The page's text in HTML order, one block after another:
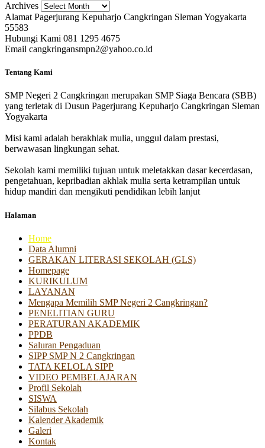
Archives
Alamat Pagerjurang Kepuharjo Cangkringan Sleman Yogyakarta
55583
Hubungi Kami 081 1295 4675
Email cangkringansmpn2@yahoo.co.id
Tentang Kami
SMP Negeri 2 Cangkringan merupakan SMP Siaga Bencara (SBB)
yang terletak di Dusun Pagerjurang Kepuharjo Cangkringan Sleman
Yogyakarta
Misi kami adalah berakhlak mulia, unggul dalam prestasi,
berwawasan lingkungan sehat.
Sekolah kami memiliki tujuan untuk meletakkan dasar kecerdasan,
pengetahuan, kepribadian akhlak mulia serta ketrampilan untuk
hidup mandiri dan mengikuti pendidikan lebih lanjut
Halaman
Home
Data Alumni
GERAKAN LITERASI SEKOLAH (GLS)
Homepage
KURIKULUM
LAYANAN
Mengapa Memilih SMP Negeri 2 Cangkringan?
PENELITIAN GURU
PERATURAN AKADEMIK
PPDB
Saluran Pengaduan
SIPP SMP N 2 Cangkringan
TATA KELOLA SIPP
VIDEO PEMBELAJARAN
Profil Sekolah
SISWA
Silabus Sekolah
Kalender Akademik
Galeri
Kontak